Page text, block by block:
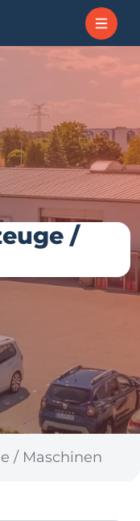
/
/ Maschinen